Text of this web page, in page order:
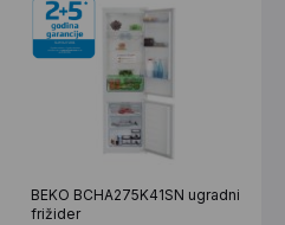
BEKO BCHA275K41SN ugradni
frižider